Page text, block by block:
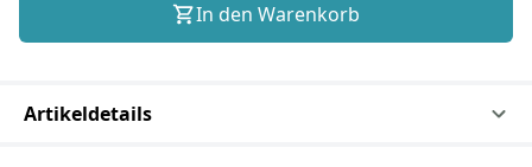
In den Warenkorb
Artikeldetails